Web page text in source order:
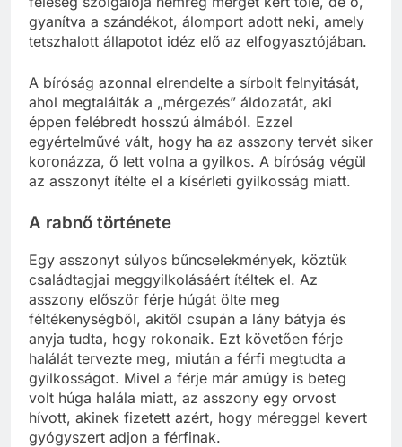
gyanítva a szándékot, álomport adott neki, amely
tetszhalott állapotot idéz elő az elfogyasztójában.
A bíróság azonnal elrendelte a sírbolt felnyitását,
ahol megtalálták a „mérgezés” áldozatát, aki
éppen felébredt hosszú álmából. Ezzel
egyértelművé vált, hogy ha az asszony tervét siker
koronázza, ő lett volna a gyilkos. A bíróság végül
az asszonyt ítélte el a kísérleti gyilkosság miatt.
A rabnő története
Egy asszonyt súlyos bűncselekmények, köztük
családtagjai meggyilkolásáért ítéltek el. Az
asszony először férje húgát ölte meg
féltékenységből, akitől csupán a lány bátyja és
anyja tudta, hogy rokonaik. Ezt követően férje
halálát tervezte meg, miután a férfi megtudta a
gyilkosságot. Mivel a férje már amúgy is beteg
volt húga halála miatt, az asszony egy orvost
hívott, akinek fizetett azért, hogy méreggel kevert
gyógyszert adjon a férfinak.